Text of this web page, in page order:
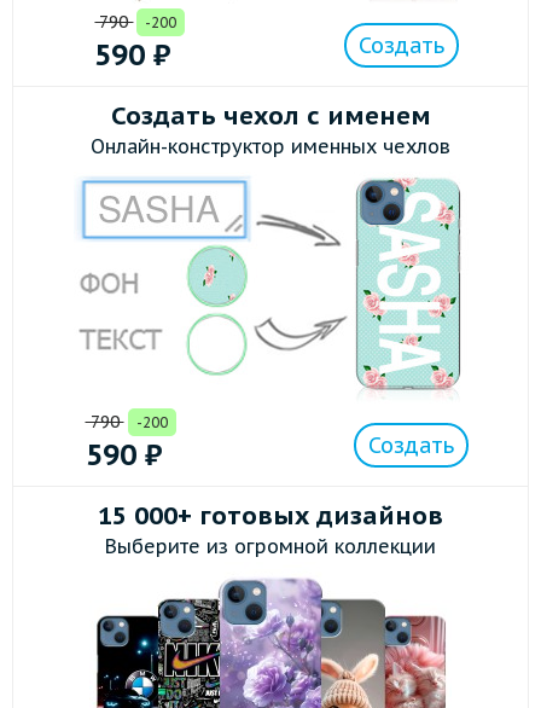
790 -200
590₽ Создать
Создать чехол с именем
Онлайн-конструктор именных чехлов
790 -200
590 ₽ Создать
15 000+ готовых дизайнов
Выберите из огромной коллекции